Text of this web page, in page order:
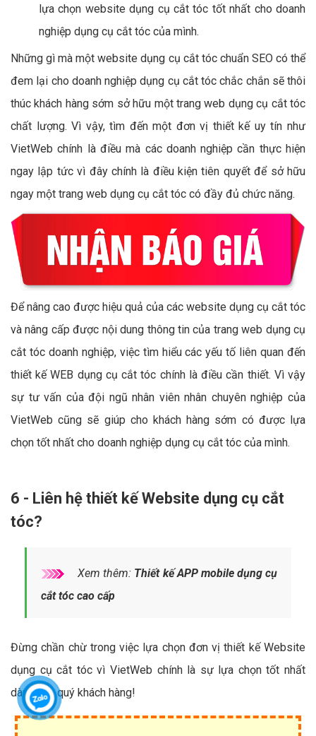
lựa chọn website dụng cụ cắt tóc tốt nhất cho doanh
nghiệp dụng cụ cắt tóc của mình.
Những gì mà một website dụng cụ cắt tóc chuẩn SEO có thể
đem lại cho doanh nghiệp dụng cụ cắt tóc chắc chắn sẽ thôi
thúc khách hàng sớm sở hữu một trang web dụng cụ cắt tóc
chất lượng. Vì vậy, tìm đến một đơn vị thiết kế uy tín như
VietWeb chính là điều mà các doanh nghiệp cần thực hiện
ngay lập tức vì đây chính là điều kiện tiên quyết để sở hữu
ngay một trang web dụng cụ cắt tóc có đầy đủ chức năng.
Để nâng cao được hiệu quả của các website dụng cụ cắt tóc
và nâng cấp được nội dung thông tin của trang web dụng cụ
cắt tóc doanh nghiệp, việc tìm hiểu các yếu tố liên quan đến
thiết kế WEB dụng cụ cắt tóc chính là điều cần thiết. Vì vậy
sự tư vấn của đội ngũ nhân viên nhân chuyên nghiệp của
VietWeb cũng sẽ giúp cho khách hàng sớm có được lựa
chọn tốt nhất cho doanh nghiệp dụng cụ cắt tóc của mình.
6 - Liên hệ thiết kế Website dụng cụ cắt
tóc?
Xem thêm: Thiết kế APP mobile dụng cụ
cắt tóc cao cấp
Đừng chần chừ trong việc lựa chọn đơn vị thiết kế Website
dụng cụ cắt tóc vì VietWeb chính là sự lựa chọn tốt nhất
dành cho quý khách hàng!